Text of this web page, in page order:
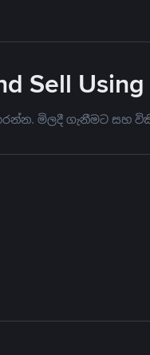
Sell
කරන්න. මිලදී ගැනීමට